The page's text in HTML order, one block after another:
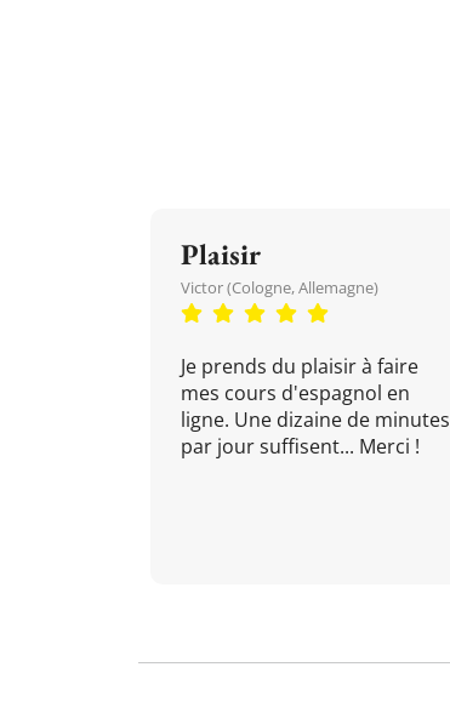
Plaisir
Victor (Cologne, Allemagne)
Je prends du plaisir à faire
mes cours d'espagnol en
ligne. Une dizaine de minutes
par jour suffisent... Merci !